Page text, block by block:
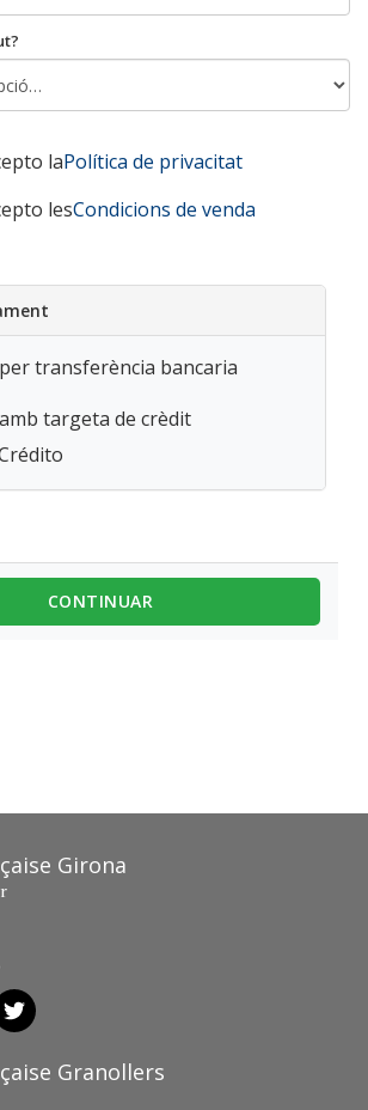
laPolítica de privacitat
lesCondicions de venda
transferència bancaria
targeta de crèdit
CONTINUAR
Girona
Granollers